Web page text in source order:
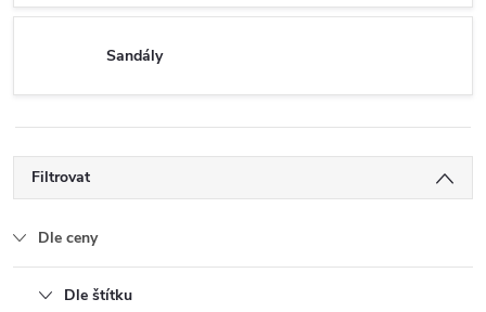
Sandály
Filtrovat
Dle ceny
Dle štítku